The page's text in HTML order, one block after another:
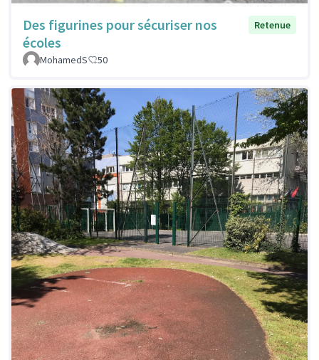
Des figurines pour sécuriser nos
écoles
Retenue
MohamedS 50